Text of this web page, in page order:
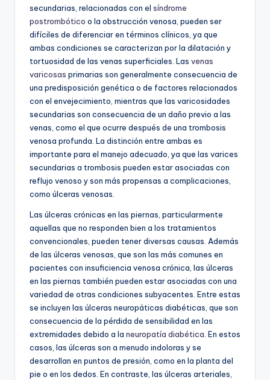
secundarias, relacionadas con el síndrome
postrombótico o la obstrucción venosa, pueden ser
difíciles de diferenciar en términos clínicos, ya que
ambas condiciones se caracterizan por la dilatación y
tortuosidad de las venas superficiales. Las venas
varicosas primarias son generalmente consecuencia de
una predisposición genética o de factores relacionados
con el envejecimiento, mientras que las varicosidades
secundarias son consecuencia de un daño previo a las
venas, como el que ocurre después de una trombosis
venosa profunda. La distinción entre ambas es
importante para el manejo adecuado, ya que las varices
secundarias a trombosis pueden estar asociadas con
reflujo venoso y son más propensas a complicaciones,
como úlceras venosas.
Las úlceras crónicas en las piernas, particularmente
aquellas que no responden bien a los tratamientos
convencionales, pueden tener diversas causas. Además
de las úlceras venosas, que son las más comunes en
pacientes con insuficiencia venosa crónica, las úlceras
en las piernas también pueden estar asociadas con una
variedad de otras condiciones subyacentes. Entre estas
se incluyen las úlceras neuropáticas diabéticas, que son
consecuencia de la pérdida de sensibilidad en las
extremidades debido a la neuropatía diabética . En estos
casos, las úlceras son a menudo indoloras y se
desarrollan en puntos de presión, como en la planta del
pie o en los dedos. En contraste, las úlceras arteriales,